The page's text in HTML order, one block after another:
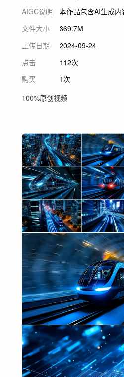
AIGC说明
本作品包含AI生成
文件大小
369.7M
上传日期
2024-09-24
点击
112次
购买
1次
100%原创视频